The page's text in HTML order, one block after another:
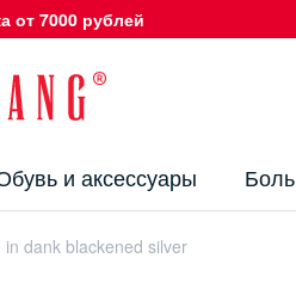
от 7000 рублей
и аксессуары
dank blackened silver